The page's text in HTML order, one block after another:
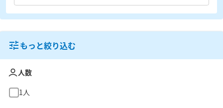
もっと絞り込む
人数
1人